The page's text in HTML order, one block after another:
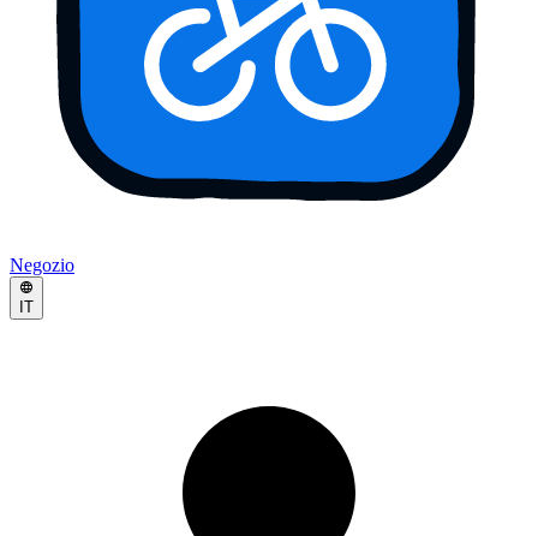
Negozio
IT